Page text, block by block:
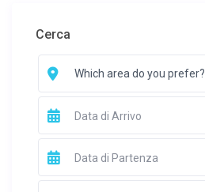
Cerca
Which area do you prefer?